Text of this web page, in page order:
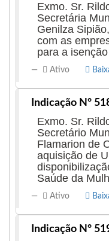
Exmo. Sr.
Secretária
Genilza
com as
para a
Ativo
Indicação Nº
Exmo. Sr.
Secretário
Flamarion de
aquisição de
Saúde da Mulh
Ativo
Indicação Nº